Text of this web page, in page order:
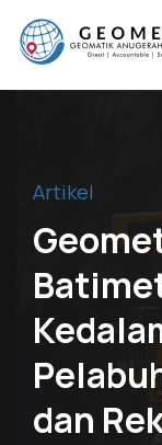
Geomatik
Artikel
dan